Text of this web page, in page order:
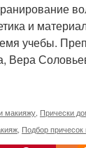
и
учебы.
Вера
макияжу Прически
Подбор